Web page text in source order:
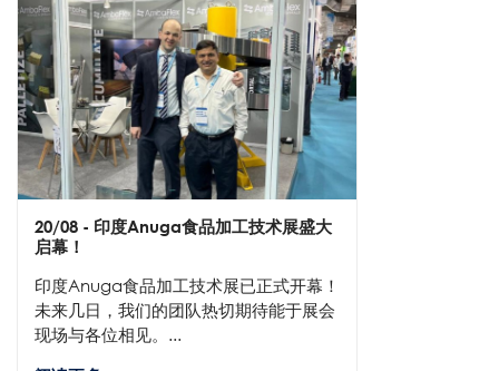
20/08 - 印度Anuga食品加工技术展盛大
启幕！
印度Anuga食品加工技术展已正式开幕！
未来几日，我们的团队热切期待能于展会
现场与各位相见。...